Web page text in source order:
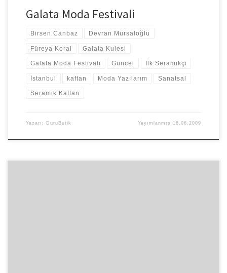
Galata Moda Festivali
Birsen Canbaz Devran Mursaloğlu
Füreya Koral Galata Kulesi
Galata Moda Festivali Güncel İlk Seramikçi
İstanbul kaftan Moda Yazılarım Sanatsal
Seramik Kaftan
Yazarı: DuruButik Yayımlanmış 18.06.2009